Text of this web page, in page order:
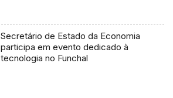
Secretário de Estado da Economia
participa em evento dedicado à
tecnologia no Funchal